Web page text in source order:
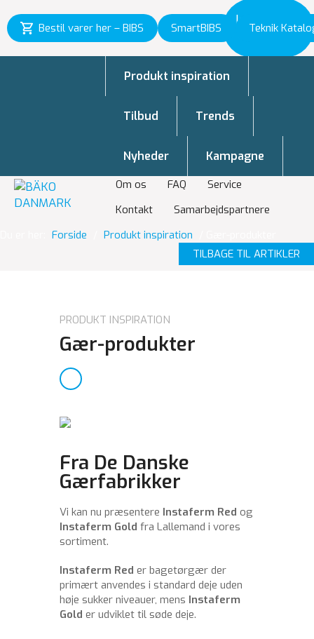
Bestil varer her – BIBS SmartBIBS Teknik
Inspiration
til vækst
Om os FAQ
Service
Kontakt
Samarbejdspartnere
Produkt inspiration
Tilbud Trends
Nyheder Kampagne
Forside Produkt inspiration
TILBAGE TIL ARTIKLER
PRODUKT INSPIRATION
Gær-produkter
Fra De Danske
Gærfabrikker
Vi kan nu præsentere Instaferm Red og
Instaferm Gold fra Lallemand i vores
sortiment.
Instaferm Red er bagetørgær der
primært anvendes i standard deje uden
høje sukker niveauer, mens Instaferm
Gold er udviklet til søde deje.